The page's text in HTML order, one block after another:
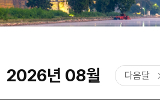
2026년 08월 다음달